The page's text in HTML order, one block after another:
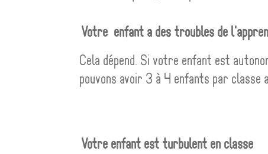
Votre enfant a des troubles de
Cela dépend. Si votre enfant est
pouvons avoir 3 à 4 enfants par
Votre enfant est turbulent en classe